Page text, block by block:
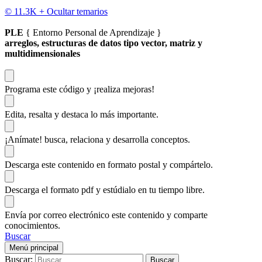
© 11.3K + Ocultar temarios
PLE { Entorno Personal de Aprendizaje }
arreglos, estructuras de datos tipo vector, matriz y
multidimensionales
Programa este código y ¡realiza mejoras!
Edita, resalta y destaca lo más importante.
¡Anímate! busca, relaciona y desarrolla conceptos.
Descarga este contenido en formato postal y compártelo.
Descarga el formato pdf y estúdialo en tu tiempo libre.
Envía por correo electrónico este contenido y comparte
conocimientos.
Buscar
Menú principal
Buscar: